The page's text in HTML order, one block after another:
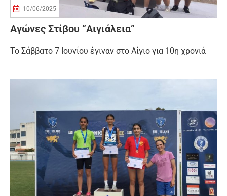
10/06/2025
Αγώνες Στίβου ”Αιγιάλεια”
Το Σάββατο 7 Ιουνίου έγιναν στο Αίγιο για 10η χρονιά